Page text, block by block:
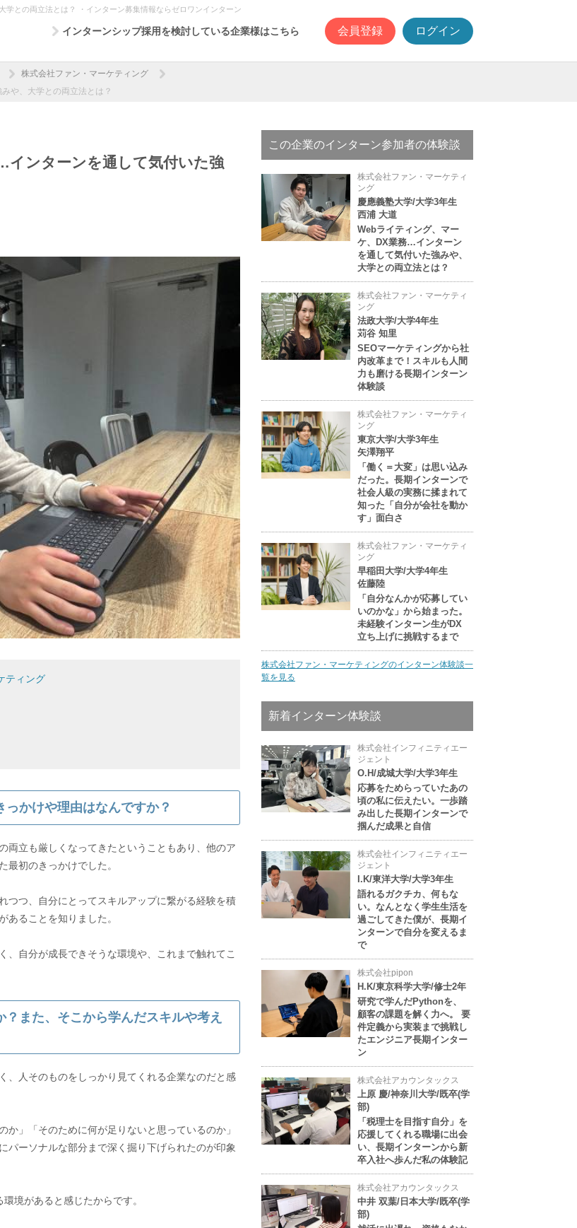
との両立法とは？ ・インターン募集情報ならゼロワンインターン
インターンシップ採用を検討している企業様はこちら 会員登録 ログイン
株式会社ファン・マーケティング
や、大学との両立法とは？
ンターンを通して気付いた強
ティング
かけや理由はなんですか？
両立も厳しくなってきたということもあり、他のア
最初のきっかけでした。
つつ、自分にとってスキルアップに繋がる経験を積
あることを知りました。
、自分が成長できそうな環境や、これまで触れてこ
また、そこから学んだスキルや考え
、人そのものをしっかり見てくれる企業なのだと感
」「そのために何が足りないと思っているのか」
パーソナルな部分まで深く掘り下げられたのが印象
境があると感じたからです。
この企業のインターン参加者の体験談
株式会社ファン・マーケティ
ング
慶應義塾大学/大学3年生
西浦 大道
Webライティング、マー
ケ、DX業務…インターン
を通して気付いた強みや、
大学との両立法とは？
株式会社ファン・マーケティ
ング
法政大学/大学4年生
苅谷 知里
SEOマーケティングから社
内改革まで！スキルも人間
力も磨ける長期インターン
体験談
株式会社ファン・マーケティ
ング
東京大学/大学3年生
矢澤翔平
「働く＝大変」は思い込み
だった。長期インターンで
社会人級の実務に揉まれて
知った「自分が会社を動か
す」面白さ
株式会社ファン・マーケティ
ング
早稲田大学/大学4年生
佐藤陸
「自分なんかが応募してい
いのかな」から始まった。
未経験インターン生がDX
立ち上げに挑戦するまで
株式会社ファン・マーケティングのインターン体験談一
覧を見る
新着インターン体験談
株式会社インフィニティエー
ジェント
O.H/成城大学/大学3年生
応募をためらっていたあの
頃の私に伝えたい。一歩踏
み出した長期インターンで
掴んだ成果と自信
株式会社インフィニティエー
ジェント
I.K/東洋大学/大学3年生
語れるガクチカ、何もな
い。なんとなく学生生活を
過ごしてきた僕が、長期イ
ンターンで自分を変えるま
で
株式会社pipon
H.K/東京科学大学/修士2年
研究で学んだPythonを、
顧客の課題を解く力へ。 要
件定義から実装まで挑戦し
たエンジニア長期インター
ン
株式会社アカウンタックス
上原 慶/神奈川大学/既卒(学
部)
「税理士を目指す自分」を
応援してくれる職場に出会
い、長期インターンから新
卒入社へ歩んだ私の体験記
株式会社アカウンタックス
中井 双葉/日本大学/既卒(学
部)